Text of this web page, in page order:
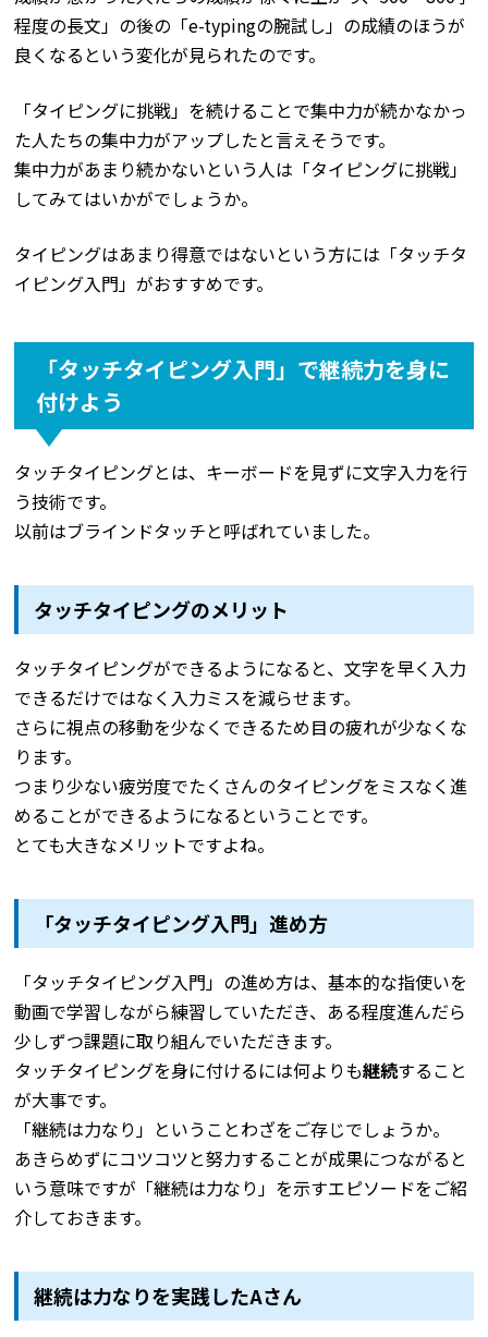
程度の長文」の後の「e-typingの腕試し」の成績のほうが
良くなるという変化が見られたのです。
「タイピングに挑戦」を続けることで集中力が続かなかっ
た人たちの集中力がアップしたと言えそうです。
集中力があまり続かないという人は「タイピングに挑戦」
してみてはいかがでしょうか。
タイピングはあまり得意ではないという方には「タッチタ
イピング入門」がおすすめです。
「タッチタイピング入門」で継続力を身に
付けよう
タッチタイピングとは、キーボードを見ずに文字入力を行
う技術です。
以前はブラインドタッチと呼ばれていました。
タッチタイピングのメリット
タッチタイピングができるようになると、文字を早く入力
できるだけではなく入力ミスを減らせます。
さらに視点の移動を少なくできるため目の疲れが少なくな
ります。
つまり少ない疲労度でたくさんのタイピングをミスなく進
めることができるようになるということです。
とても大きなメリットですよね。
「タッチタイピング入門」進め方
「タッチタイピング入門」の進め方は、基本的な指使いを
動画で学習しながら練習していただき、ある程度進んだら
少しずつ課題に取り組んでいただきます。
タッチタイピングを身に付けるには何よりも継続すること
が大事です。
「継続は力なり」ということわざをご存じでしょうか。
あきらめずにコツコツと努力することが成果につながると
いう意味ですが「継続は力なり」を示すエピソードをご紹
介しておきます。
継続は力なりを実践したAさん